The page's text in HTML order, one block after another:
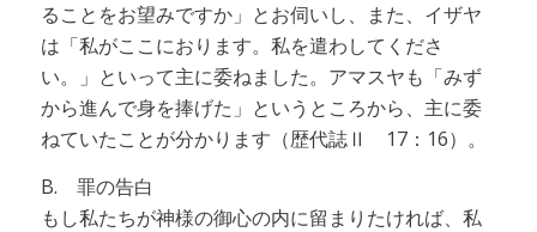
ることをお望みですか」とお伺いし、また、イザヤ
は「私がここにおります。私を遣わしてくださ
い。」といって主に委ねました。アマスヤも「みず
から進んで身を捧げた」というところから、主に委
ねていたことが分かります（歴代誌Ⅱ 17：16）。
B. 罪の告白
もし私たちが神様の御心の内に留まりたければ、私